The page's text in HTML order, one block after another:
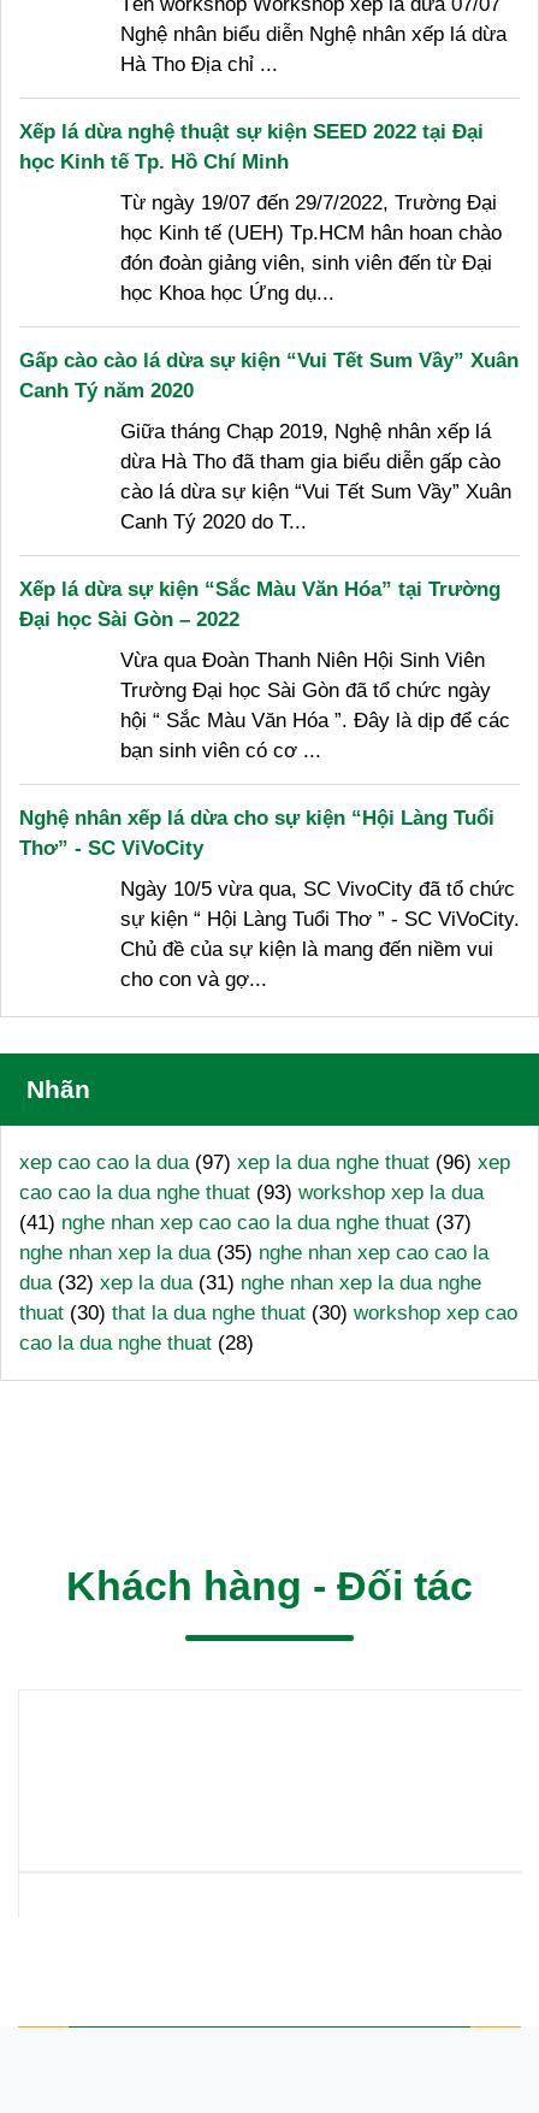
Nghệ nhân biểu diễn Nghệ nhân xếp lá dừa
Hà Tho Địa chỉ ...
Xếp lá dừa nghệ thuật sự kiện SEED 2022 tại Đại
học Kinh tế Tp. Hồ Chí Minh
Từ ngày 19/07 đến 29/7/2022, Trường Đại
học Kinh tế (UEH) Tp.HCM hân hoan chào
đón đoàn giảng viên, sinh viên đến từ Đại
học Khoa học Ứng dụ...
Gấp cào cào lá dừa sự kiện “Vui Tết Sum Vầy” Xuân
Canh Tý năm 2020
Giữa tháng Chạp 2019, Nghệ nhân xếp lá
dừa Hà Tho đã tham gia biểu diễn gấp cào
cào lá dừa sự kiện “Vui Tết Sum Vầy” Xuân
Canh Tý 2020 do T...
Xếp lá dừa sự kiện “Sắc Màu Văn Hóa” tại Trường
Đại học Sài Gòn – 2022
Vừa qua Đoàn Thanh Niên Hội Sinh Viên
Trường Đại học Sài Gòn đã tổ chức ngày
hội “ Sắc Màu Văn Hóa ”. Đây là dịp để các
bạn sinh viên có cơ ...
Nghệ nhân xếp lá dừa cho sự kiện “Hội Làng Tuổi
Thơ” - SC ViVoCity
Ngày 10/5 vừa qua, SC VivoCity đã tổ chức
sự kiện “ Hội Làng Tuổi Thơ ” - SC ViVoCity.
Chủ đề của sự kiện là mang đến niềm vui
cho con và gợ...
Nhãn
xep cao cao la dua (97) xep la dua nghe thuat (96) xep
cao cao la dua nghe thuat (93) workshop xep la dua
(41) nghe nhan xep cao cao la dua nghe thuat (37)
nghe nhan xep la dua (35) nghe nhan xep cao cao la
dua (32) xep la dua (31) nghe nhan xep la dua nghe
thuat (30) that la dua nghe thuat (30) workshop xep cao
cao la dua nghe thuat (28)
Khách hàng - Đối tác